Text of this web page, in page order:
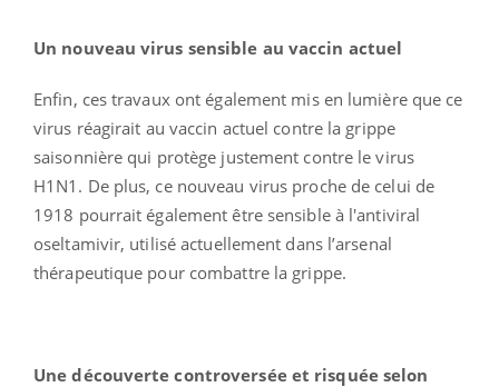
Un nouveau virus sensible au vaccin actuel
Enfin, ces travaux ont également mis en lumière que ce
virus réagirait au vaccin actuel contre la grippe
saisonnière qui protège justement contre le virus
H1N1. De plus, ce nouveau virus proche de celui de
1918 pourrait également être sensible à l'antiviral
oseltamivir, utilisé actuellement dans l’arsenal
thérapeutique pour combattre la grippe.
Une découverte controversée et risquée selon